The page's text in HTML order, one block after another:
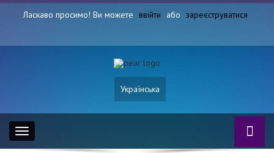
Ласкаво просимо! Ви можете ввійти або зареєструватися
Українська
Toggle
navigation